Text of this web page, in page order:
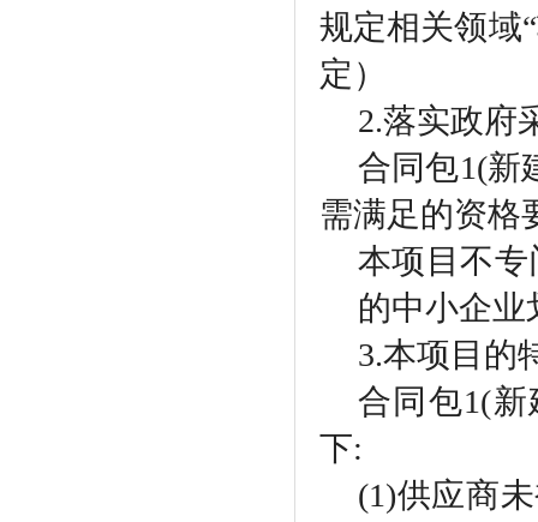
规定相关领域
定）
2.落实政府
合同包1(新
需满足的资格
本项目不
的中小企
3.本项目的
合同包1(
下:
(1)供应商